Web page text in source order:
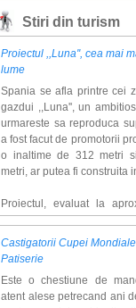
Sharm El Sheikh, super
Hotel Jaz Mirabel Beach
Early Booking septembrie -
Bucura-te de preturi
Hurghada, super
Stiri din turism
Proiectul ,,Luna'', cea mai
lume
Spania se afla printre cei
gazdui ,,Luna'', un
urmareste sa reproduca
a fost facut de promotorii
o inaltime de 312 metri
metri, ar putea fi construita
Proiectul, evaluat la
dolari, include un
hoteluri, facilitati de
Conceptul depaseste
milioane de turisti anual.
o atractie de top, 2,5
Castigatorii Cupei
Patiserie
Este o chestiune de
atent alese petrecand ani